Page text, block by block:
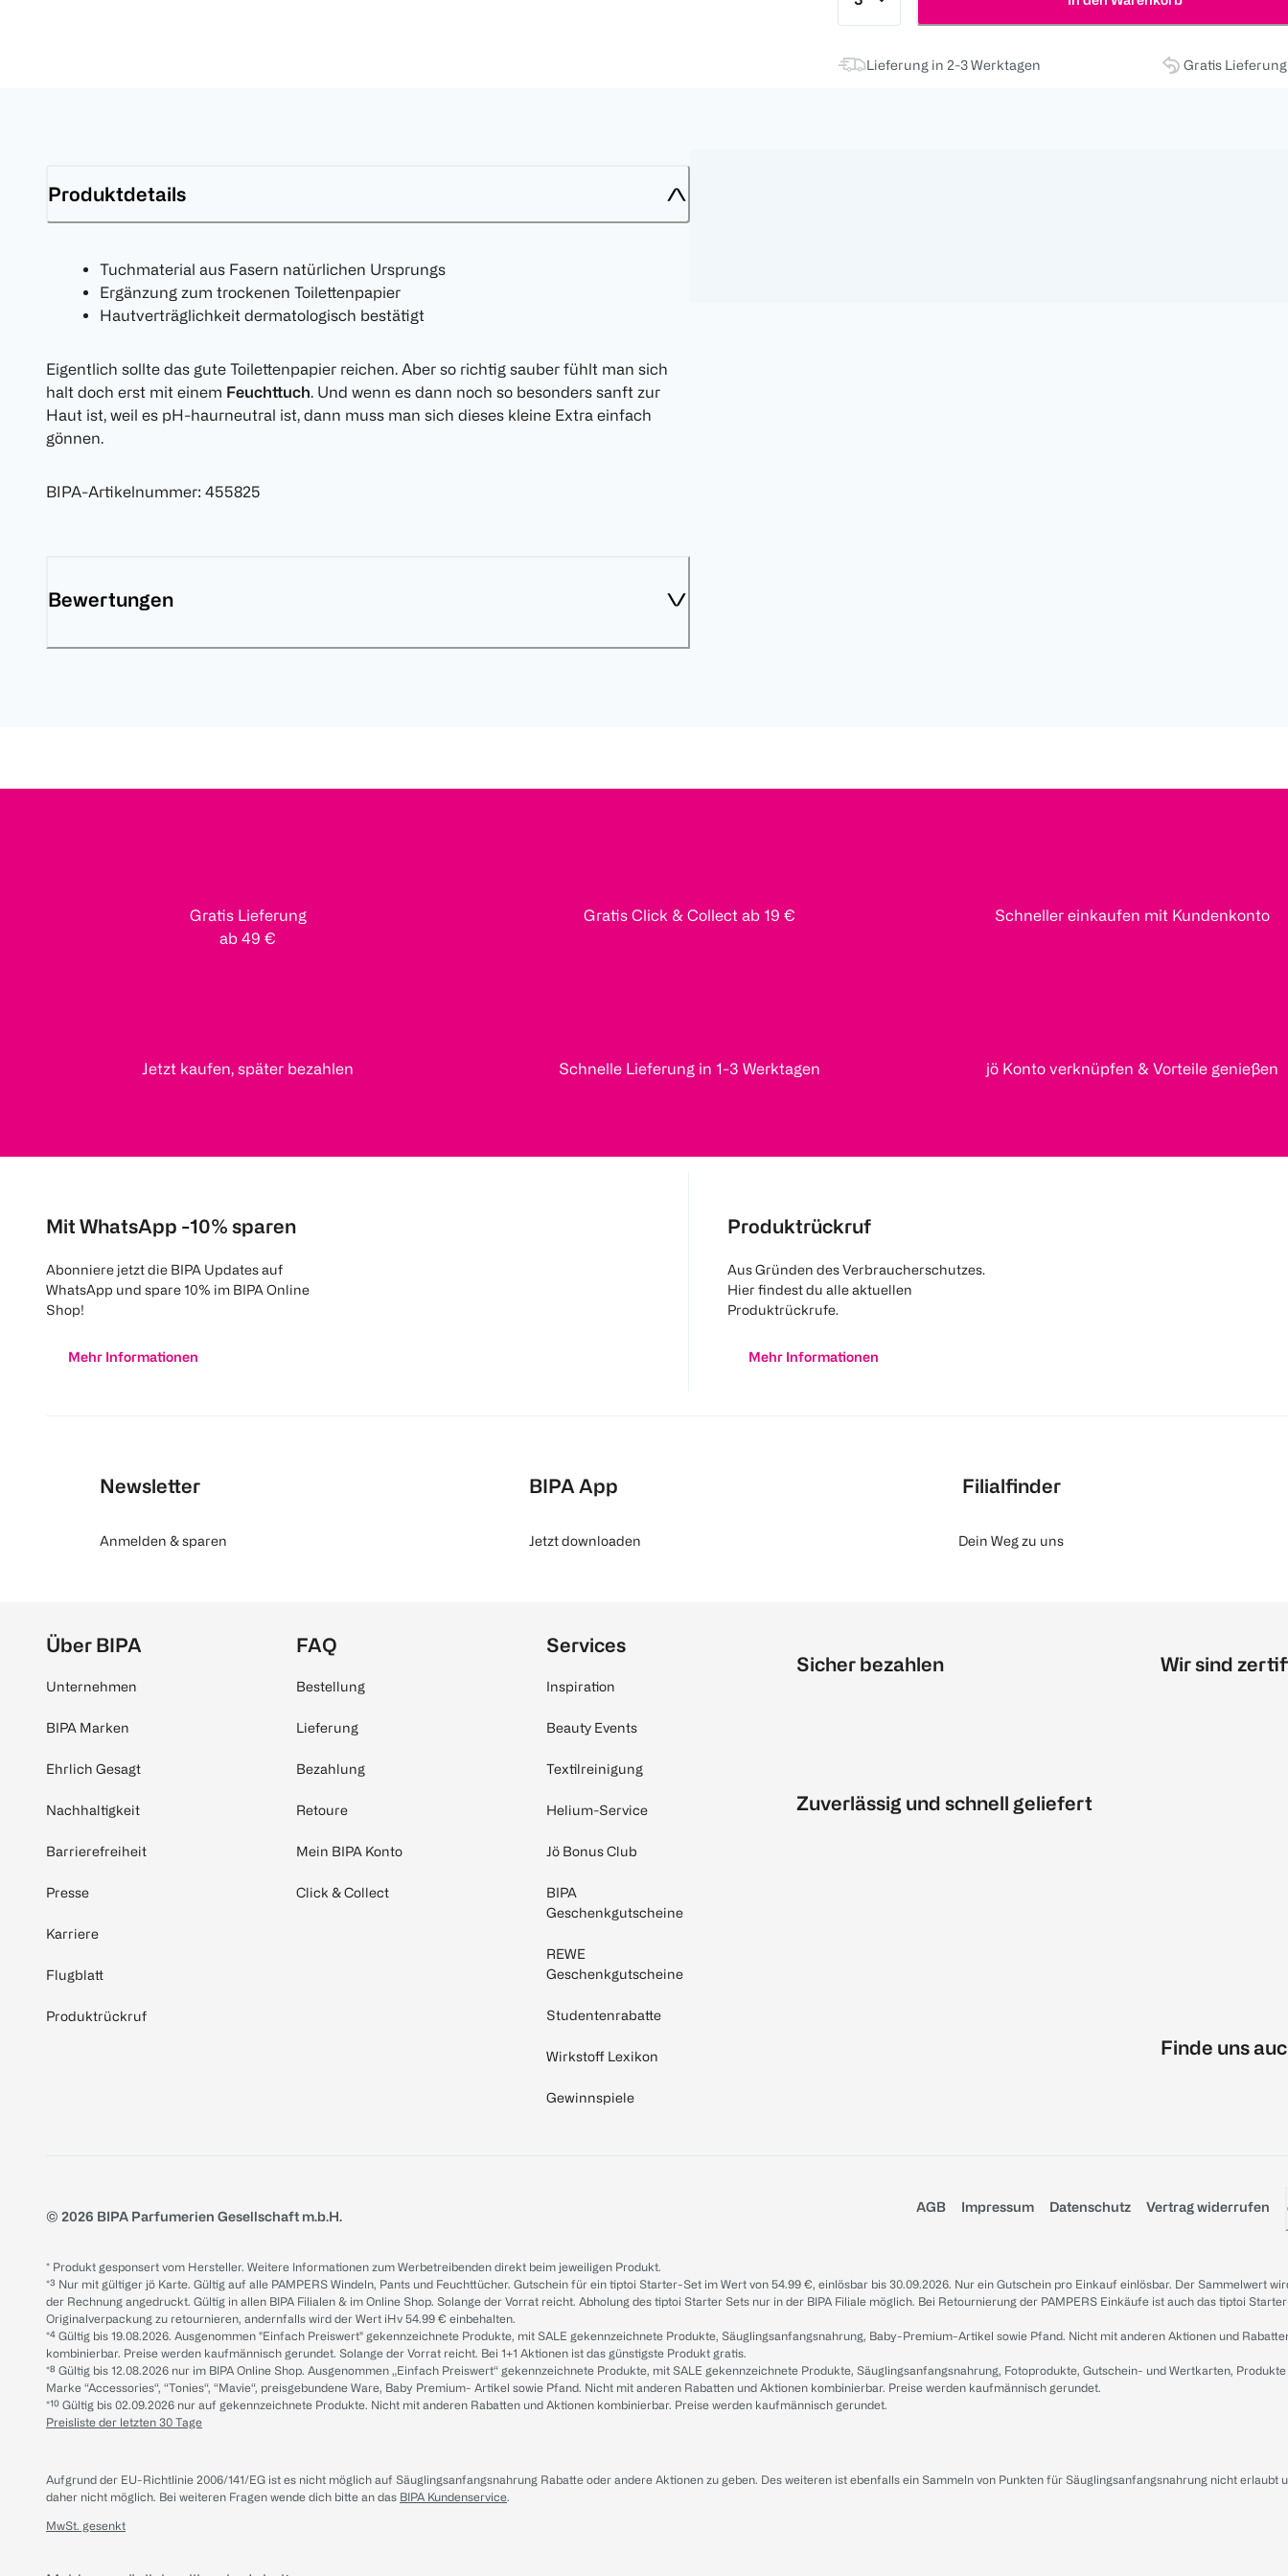
Lieferung in 2-3 Werktagen Gratis
Produktdetails
Tuchmaterial aus Fasern natürlichen Ursprungs
Ergänzung zum trockenen Toilettenpapier
Hautverträglichkeit dermatologisch bestätigt
Eigentlich sollte das gute Toilettenpapier reichen. Aber so richtig sauber fühlt man sich
halt doch erst mit einem Feuchttuch. Und wenn es dann noch so besonders sanft zur
Haut ist, weil es pH-haurneutral ist, dann muss man sich dieses kleine Extra einfach
gönnen.
BIPA-Artikelnummer: 455825
Bewertungen
Gratis Lieferung
ab 49 €
Gratis Click & Collect ab 19 € Schneller einkaufen mit Kundenkonto
Jetzt kaufen, später bezahlen Schnelle Lieferung in 1-3 Werktagen jö Konto verknüpfen & Vorteile genießen
Mit WhatsApp -10% sparen
Abonniere jetzt die BIPA Updates auf
WhatsApp und spare 10% im BIPA Online
Shop!
Mehr Informationen
Produktrückruf
Aus Gründen des Verbraucherschutzes.
Hier findest du alle aktuellen
Produktrückrufe.
Mehr Informationen
Newsletter
Anmelden & sparen
BIPA App
Jetzt downloaden
Filialfinder
Dein Weg zu uns
Über BIPA
Unternehmen
BIPA Marken
Ehrlich Gesagt
Nachhaltigkeit
Barrierefreiheit
Presse
Karriere
Flugblatt
Produktrückruf
FAQ
Bestellung
Lieferung
Bezahlung
Retoure
Mein BIPA Konto
Click & Collect
Services
Inspiration
Beauty Events
Textilreinigung
Helium-Service
Jö Bonus Club
BIPA
Geschenkgutscheine
REWE
Geschenkgutscheine
Studentenrabatte
Wirkstoff Lexikon
Gewinnspiele
Sicher bezahlen
Zuverlässig und schnell geliefert
Wir sind
Finde uns
© 2026 BIPA Parfumerien Gesellschaft m.b.H.
AGB Impressum Datenschutz Vertrag widerrufen
* Produkt gesponsert vom Hersteller. Weitere Informationen zum Werbetreibenden direkt beim jeweiligen Produkt.
*³ Nur mit gültiger jö Karte. Gültig auf alle PAMPERS Windeln, Pants und Feuchttücher. Gutschein für ein tiptoi Starter-Set im Wert von 54.99 €, einlösbar bis 30.09.2026. Nur ein Gutschein pro Einkauf einlösbar. Der Sammelwert
der Rechnung angedruckt. Gültig in allen BIPA Filialen & im Online Shop. Solange der Vorrat reicht. Abholung des tiptoi Starter Sets nur in der BIPA Filiale möglich. Bei Retournierung der PAMPERS Einkäufe ist auch das tiptoi
Originalverpackung zu retournieren, andernfalls wird der Wert iHv 54.99 € einbehalten.
*⁴ Gültig bis 19.08.2026. Ausgenommen "Einfach Preiswert" gekennzeichnete Produkte, mit SALE gekennzeichnete Produkte, Säuglingsanfangsnahrung, Baby-Premium-Artikel sowie Pfand. Nicht mit anderen Aktionen und
kombinierbar. Preise werden kaufmännisch gerundet. Solange der Vorrat reicht. Bei 1+1 Aktionen ist das günstigste Produkt gratis.
*⁸ Gültig bis 12.08.2026 nur im BIPA Online Shop. Ausgenommen „Einfach Preiswert“ gekennzeichnete Produkte, mit SALE gekennzeichnete Produkte, Säuglingsanfangsnahrung, Fotoprodukte, Gutschein- und Wertkarten,
Marke “Accessories“, “Tonies“, “Mavie“, preisgebundene Ware, Baby Premium- Artikel sowie Pfand. Nicht mit anderen Rabatten und Aktionen kombinierbar. Preise werden kaufmännisch gerundet.
*¹⁰ Gültig bis 02.09.2026 nur auf gekennzeichnete Produkte. Nicht mit anderen Rabatten und Aktionen kombinierbar. Preise werden kaufmännisch gerundet.
Preisliste der letzten 30 Tage
Aufgrund der EU-Richtlinie 2006/141/EG ist es nicht möglich auf Säuglingsanfangsnahrung Rabatte oder andere Aktionen zu geben. Des weiteren ist ebenfalls ein Sammeln von Punkten für Säuglingsanfangsnahrung nicht erlaubt
daher nicht möglich. Bei weiteren Fragen wende dich bitte an das BIPA Kundenservice.
MwSt. gesenkt